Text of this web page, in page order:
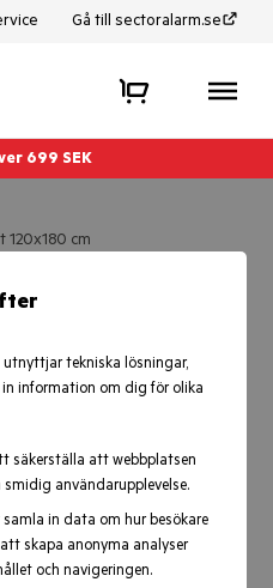
Gå till sectoralarm.se
699 SEK
120x180 cm
cm
tekniska lösningar,
information om dig för olika
säkerställa att webbplatsen
användarupplevelse.
in data om hur besökare
skapa anonyma analyser
och navigeringen.